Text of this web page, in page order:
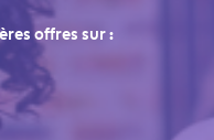
offres sur :